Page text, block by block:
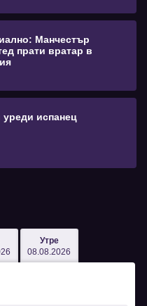
Манчестър
прати вратар в
уреди испанец
Утре
08.08.2026